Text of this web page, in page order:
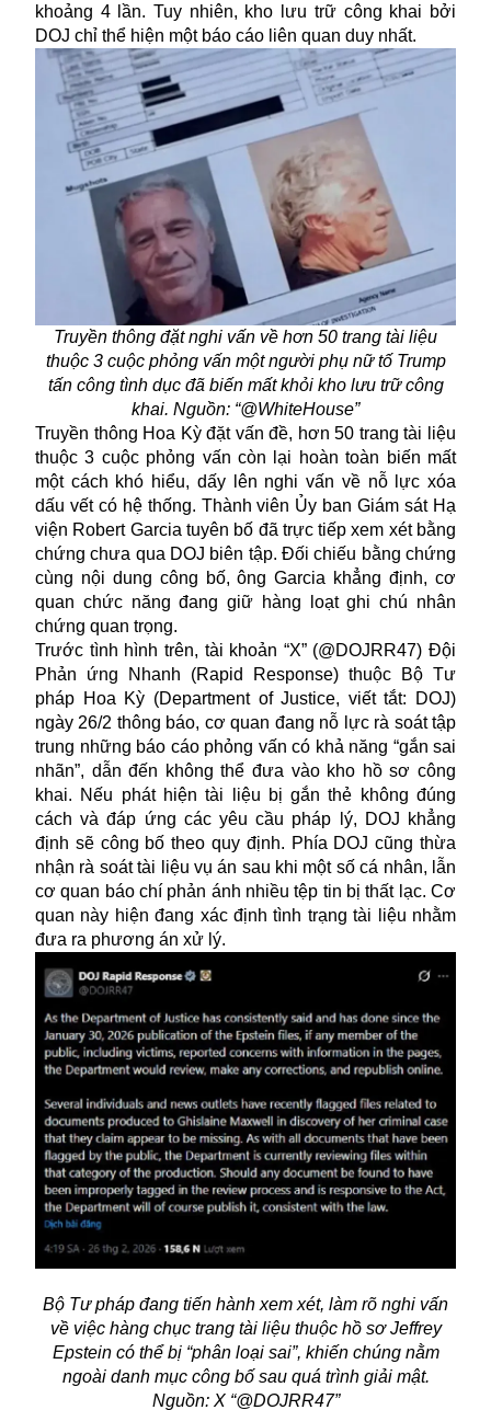
khoảng 4 lần. Tuy nhiên, kho lưu trữ công khai bởi
DOJ chỉ thể hiện một báo cáo liên quan duy nhất.
Truyền thông đặt nghi vấn về hơn 50 trang tài liệu
thuộc 3 cuộc phỏng vấn một người phụ nữ tố Trump
tấn công tình dục đã biến mất khỏi kho lưu trữ công
khai. Nguồn: “@WhiteHouse”
Truyền thông Hoa Kỳ đặt vấn đề, hơn 50 trang tài liệu
thuộc 3 cuộc phỏng vấn còn lại hoàn toàn biến mất
một cách khó hiểu, dấy lên nghi vấn về nỗ lực xóa
dấu vết có hệ thống. Thành viên Ủy ban Giám sát Hạ
viện Robert Garcia tuyên bố đã trực tiếp xem xét bằng
chứng chưa qua DOJ biên tập. Đối chiếu bằng chứng
cùng nội dung công bố, ông Garcia khẳng định, cơ
quan chức năng đang giữ hàng loạt ghi chú nhân
chứng quan trọng.
Trước tình hình trên, tài khoản “X” (@DOJRR47) Đội
Phản ứng Nhanh (Rapid Response) thuộc Bộ Tư
pháp Hoa Kỳ (Department of Justice, viết tắt: DOJ)
ngày 26/2 thông báo, cơ quan đang nỗ lực rà soát tập
trung những báo cáo phỏng vấn có khả năng “gắn sai
nhãn”, dẫn đến không thể đưa vào kho hồ sơ công
khai. Nếu phát hiện tài liệu bị gắn thẻ không đúng
cách và đáp ứng các yêu cầu pháp lý, DOJ khẳng
định sẽ công bố theo quy định. Phía DOJ cũng thừa
nhận rà soát tài liệu vụ án sau khi một số cá nhân, lẫn
cơ quan báo chí phản ánh nhiều tệp tin bị thất lạc. Cơ
quan này hiện đang xác định tình trạng tài liệu nhằm
đưa ra phương án xử lý.
Bộ Tư pháp đang tiến hành xem xét, làm rõ nghi vấn
về việc hàng chục trang tài liệu thuộc hồ sơ Jeffrey
Epstein có thể bị “phân loại sai”, khiến chúng nằm
ngoài danh mục công bố sau quá trình giải mật.
Nguồn: X “@DOJRR47”